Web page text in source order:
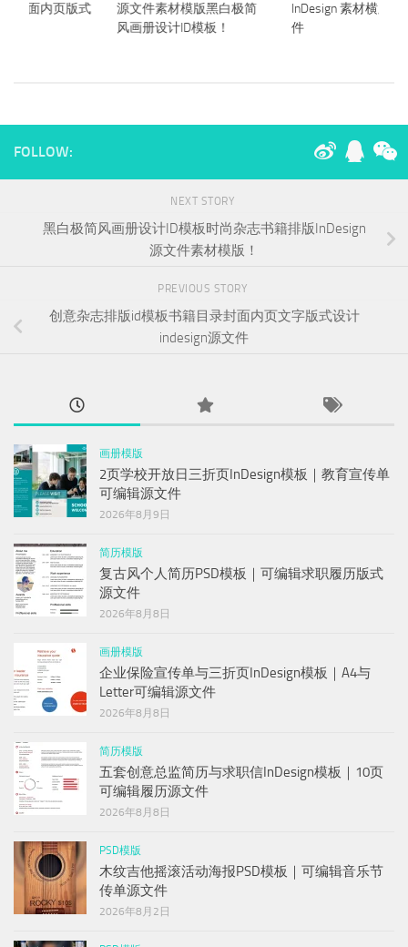
源文件素材模版黑白极简
风画册设计ID模板！
InDesign 素材横版
件
封面内页版式
FOLLOW:
NEXT STORY
黑白极简风画册设计ID模板时尚杂志书籍排版InDesign
源文件素材模版！
PREVIOUS STORY
创意杂志排版id模板书籍目录封面内页文字版式设计
indesign源文件
画册模版
2页学校开放日三折页InDesign模板｜教育宣传单
可编辑源文件
2026年8月9日
简历模版
复古风个人简历PSD模板｜可编辑求职履历版式
源文件
2026年8月8日
画册模版
企业保险宣传单与三折页InDesign模板｜A4与
Letter可编辑源文件
2026年8月8日
简历模版
五套创意总监简历与求职信InDesign模板｜10页
可编辑履历源文件
2026年8月8日
PSD模版
木纹吉他摇滚活动海报PSD模板｜可编辑音乐节
传单源文件
2026年8月2日